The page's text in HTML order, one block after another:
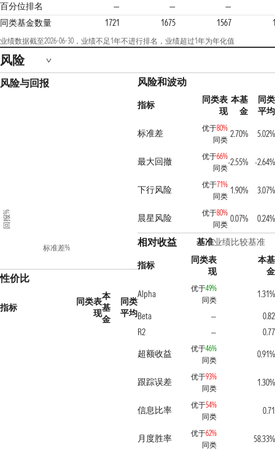
百分位排名 — —
—
同类基金数量
1721 1675 1567
业绩数据截至2026-06-30，业绩不足1年不进行排名，业绩超过1年为年化值
风险
风险与回报
标准差%
回报%
性价比
指标
同类表
现
本
基
金
同类
平均
风险和波动
指标
同类表
现
本基
金
同类
平均
标准差
优于80%
同类
2.70% 5.02%
最大回撤 优于66%
同类
-2.55% -2.64%
下行风险 优于71%
同类
1.90% 3.07%
晨星风险 优于80%
同类
0.07% 0.24%
相对收益 基准业绩比较基准
指标
同类表
现
本基
金
Alpha
优于49%
同类
1.31%
Beta
—
0.82
R2
—
0.77
超额收益
优于46%
同类
0.91%
跟踪误差 优于93%
同类
1.30%
信息比率 优于54%
同类
0.71
月度胜率 优于62%
同类
58.33%